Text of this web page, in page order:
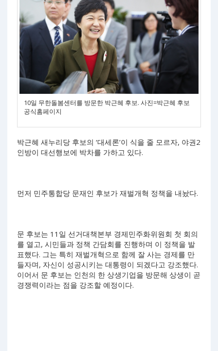
10일 무한돌봄센터를 방문한 박근혜 후보. 사진=박근혜 후보
공식홈페이지
박근혜 새누리당 후보의 ‘대세론’이 식을 줄 모르자, 야권2
인방이 대선행보에 박차를 가하고 있다.
먼저 민주통합당 문재인 후보가 재벌개혁 정책을 내놨다.
문 후보는 11일 선거대책본부 경제민주화위원회 첫 회의
를 열고, 시민들과 정책 간담회를 진행하며 이 정책을 발
표했다. 그는 특히 재벌개혁으로 함께 잘 사는 경제를 만
들자며, 자신이 성공시키는 대통령이 되겠다고 강조했다.
이어서 문 후보는 인천의 한 상생기업을 방문해 상생이 곧
경쟁력이라는 점을 강조할 예정이다.